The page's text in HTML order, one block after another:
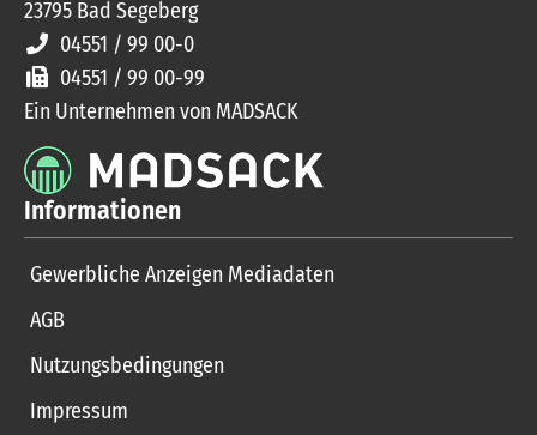
23795 Bad Segeberg
04551 / 99 00-0
04551 / 99 00-99
Ein Unternehmen von MADSACK
Informationen
Gewerbliche Anzeigen Mediadaten
AGB
Nutzungsbedingungen
Impressum